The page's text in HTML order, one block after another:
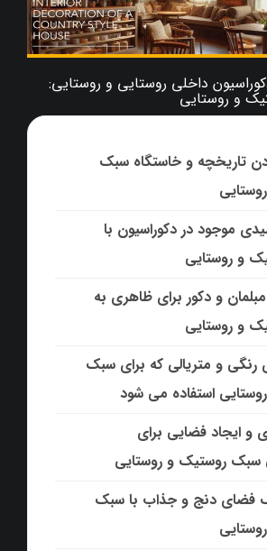
داخلی روستایی و روستایی:
و روستایی
تاریخچه و خاستگاه سبک
موجود در دکوراسیون با
و روستایی
و دکور برای ظاهری به
و روستایی
و متریالی که برای سبک
استفاده می شود
و ایجاد فضایی برای
سبک روستیک و روستایی
فضای دنج و جذاب با سبک